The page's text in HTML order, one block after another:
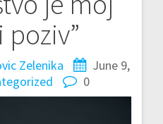
Zelenika
June 9,
0